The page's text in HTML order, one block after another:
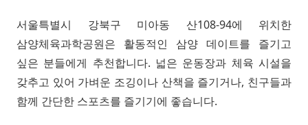
서울특별시 강북구 미아동 산108-94에 위치한
삼양체육과학공원은 활동적인 삼양 데이트를 즐기고
싶은 분들에게 추천합니다. 넓은 운동장과 체육 시설을
갖추고 있어 가벼운 조깅이나 산책을 즐기거나, 친구들과
함께 간단한 스포츠를 즐기기에 좋습니다.